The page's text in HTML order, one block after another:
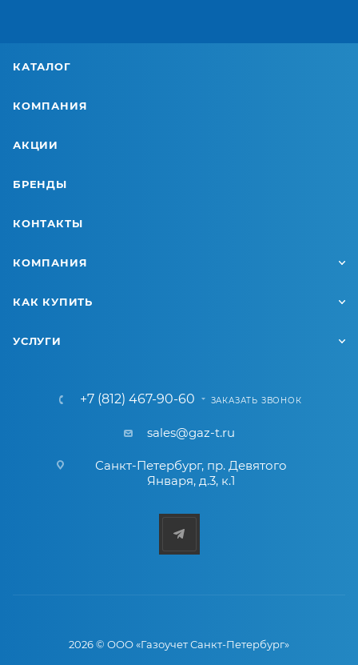
КАТАЛОГ
КОМПАНИЯ
АКЦИИ
БРЕНДЫ
КОНТАКТЫ
КОМПАНИЯ
КАК КУПИТЬ
УСЛУГИ
+7 (812) 467-90-60 ЗАКАЗАТЬ ЗВОНОК
sales@gaz-t.ru
Санкт-Петербург, пр. Девятого
Января, д.3, к.1
2026 © ООО «Газоучет Санкт-Петербург»